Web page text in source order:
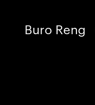
Buro Reng